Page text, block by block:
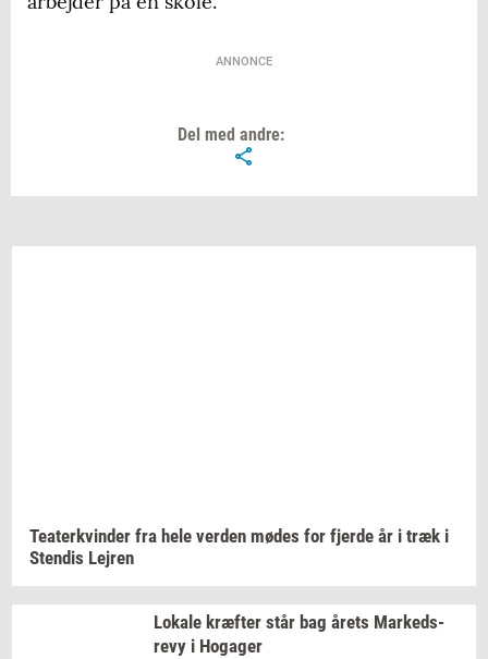
ANNONCE
Del med andre:
Te­a­ter­kvin­der fra hele ver­den mødes for fjer­de år i træk i
Sten­dis Lej­ren
Lo­ka­le kræf­ter står bag årets Mar­keds­
revy i Ho­ga­ger